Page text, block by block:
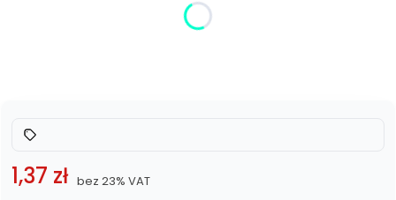
1,37 zł bez 23% VAT